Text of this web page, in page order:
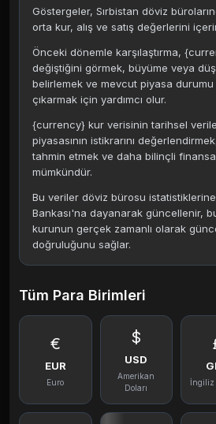
Göstergeler, Sırbistan döviz
orta kur, alış ve satış değerlerini
Önceki dönemle karşılaştırma,
değiştiğini görmek, büyüme veya
belirlemek ve mevcut piyasa
çıkarmak için yardımcı olur.
{currency} kur verisinin tarihsel
piyasasının istikrarını
tahmin etmek ve daha bilinçli
mümkündür.
Bu veriler döviz bürosu
Bankası'na dayanarak güncellenir,
kurunun gerçek zamanlı olarak
doğruluğunu sağlar.
Tüm Para Birimleri
€
EUR
Euro
$
USD
Amerikan
Doları
İngiliz